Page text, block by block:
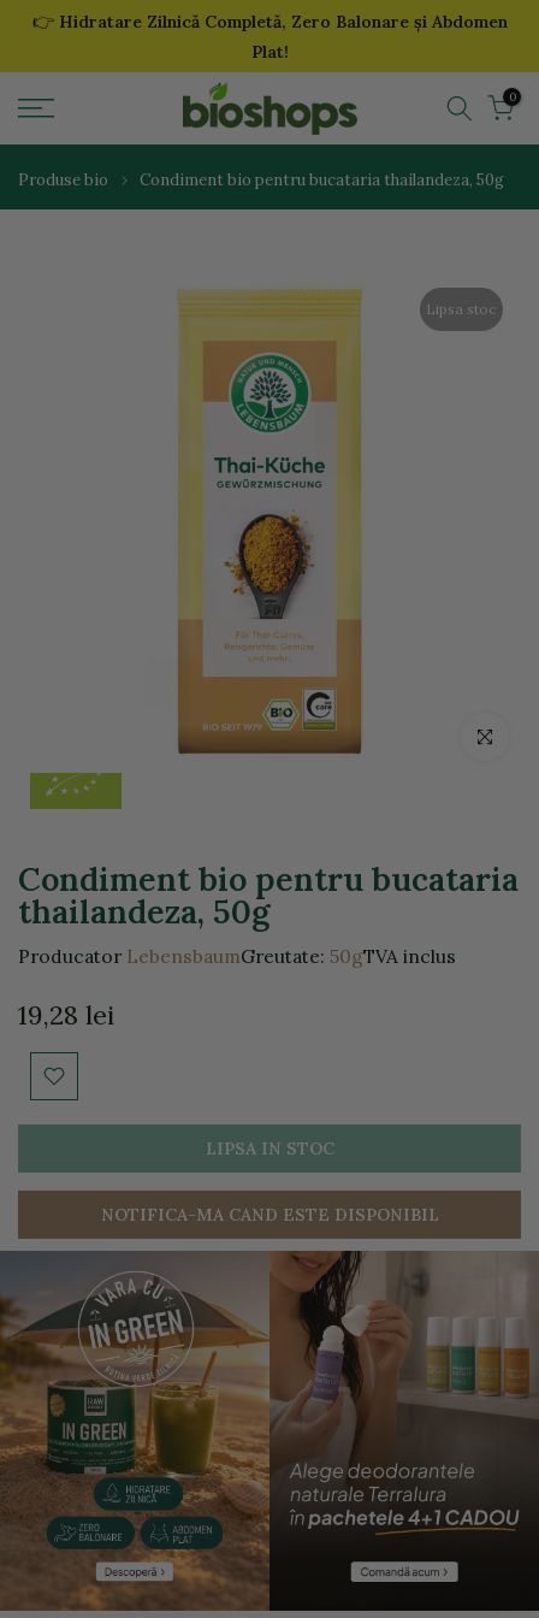
Sari
👉 Hidratare Zilnică Completă, Zero Balonare și Abdomen
Plat!
0
Produse bio Condiment bio pentru bucataria thailandeza, 50g
Lipsa stoc
Click
Condiment bio pentru bucataria
thailandeza, 50g
Producator LebensbaumGreutate: 50gTVA inclus
19,28 lei
LIPSA IN STOC
NOTIFICA-MA CAND ESTE DISPONIBIL